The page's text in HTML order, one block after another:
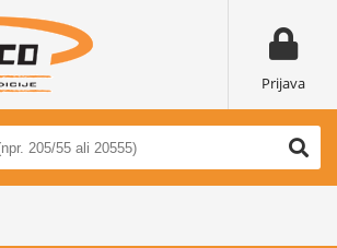
Prijava